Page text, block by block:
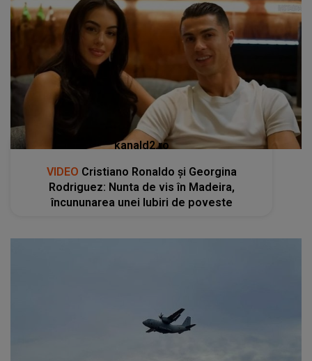
kanald2.ro
VIDEO Cristiano Ronaldo și Georgina
Rodriguez: Nunta de vis în Madeira,
încununarea unei Iubiri de poveste